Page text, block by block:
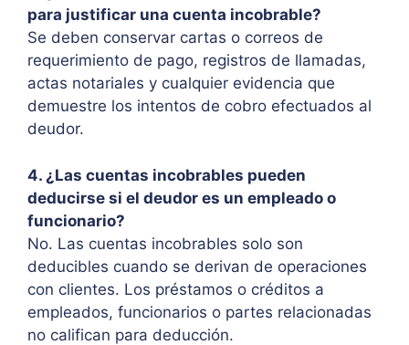
para justificar una cuenta incobrable?
Se deben conservar cartas o correos de
requerimiento de pago, registros de llamadas,
actas notariales y cualquier evidencia que
demuestre los intentos de cobro efectuados al
deudor.
4. ¿Las cuentas incobrables pueden
deducirse si el deudor es un empleado o
funcionario?
No. Las cuentas incobrables solo son
deducibles cuando se derivan de operaciones
con clientes. Los préstamos o créditos a
empleados, funcionarios o partes relacionadas
no califican para deducción.